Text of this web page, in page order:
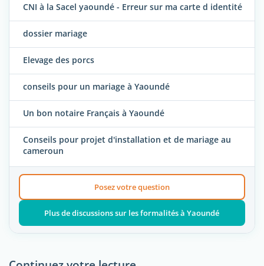
CNI à la Sacel yaoundé - Erreur sur ma carte d identité
dossier mariage
Elevage des porcs
conseils pour un mariage à Yaoundé
Un bon notaire Français à Yaoundé
Conseils pour projet d'installation et de mariage au
cameroun
Posez votre question
Plus de discussions sur les formalités à Yaoundé